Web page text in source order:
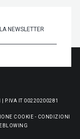
| P.IVA IT 00220200281
COOKIE - CONDIZIONI